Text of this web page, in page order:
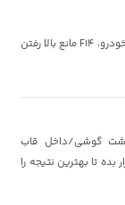
در تابستان و پشت شیشه‌ی خودرو، F14 مانع بالا رفتن
گوشی/داخل قاب
بده تا بهترین نتیجه را